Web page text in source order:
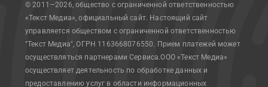
© 2011—2026, общество с ограниченной ответственностью
«Текст Медиа», официальный сайт. Настоящий сайт
управляется обществом с ограниченной ответственностью
"Текст Медиа", ОГРН 1163668076550. Прием платежей может
осуществляться партнерами Сервиса.ООО «Текст Медиа»
осуществляет деятельность по обработке данных и
предоставлению услуг в области информационных